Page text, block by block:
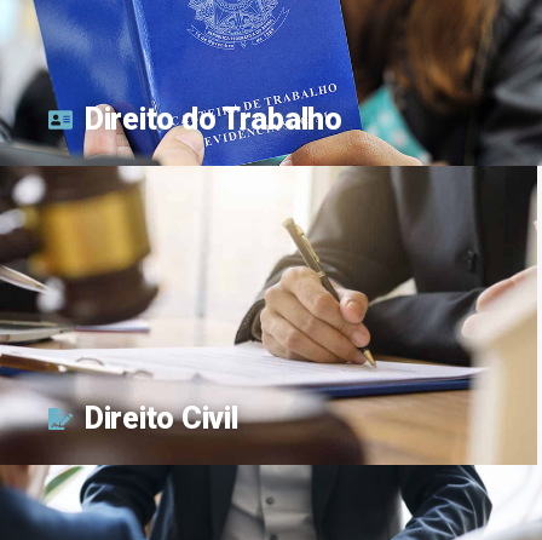
Direito do Trabalho
Direito Civil